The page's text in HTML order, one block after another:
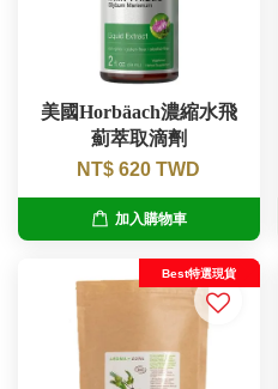
美國Horbäach濃縮水飛
薊萃取滴劑
NT$ 620 TWD
加入購物車
Best特選現貨